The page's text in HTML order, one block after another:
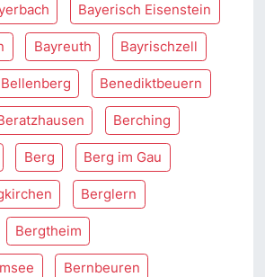
Bayerisch Eisenstein
Bayreuth Bayrischzell
Bellenberg Benediktbeuern
Berching
Berg Berg im Gau
Berglern
Bergtheim
Bernbeuren